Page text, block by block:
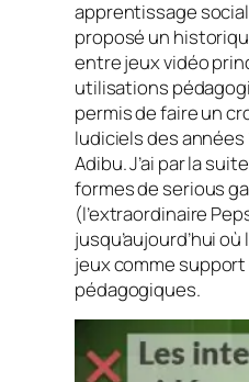
apprentissage
proposé un
entre jeux vidéo
utilisations
permis de faire un
ludicielsdes années
Adibu. J’ai par la
formes de serious
(l’extraordinaire
jusqu’aujourd’hui
jeux comme
pédagogiques.